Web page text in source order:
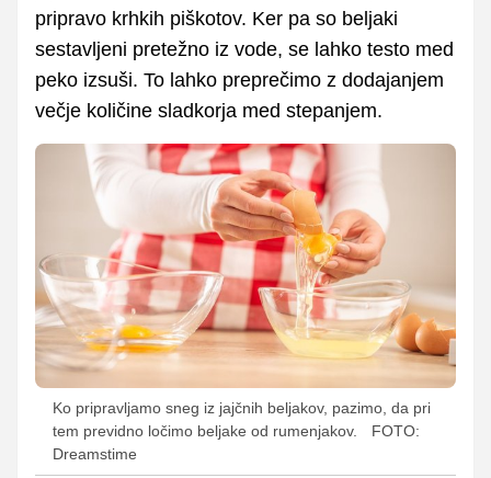
pripravo krhkih piškotov. Ker pa so beljaki
sestavljeni pretežno iz vode, se lahko testo med
peko izsuši. To lahko preprečimo z dodajanjem
večje količine sladkorja med stepanjem.
Ko pripravljamo sneg iz jajčnih beljakov, pazimo, da pri
tem previdno ločimo beljake od rumenjakov.
FOTO:
Dreamstime